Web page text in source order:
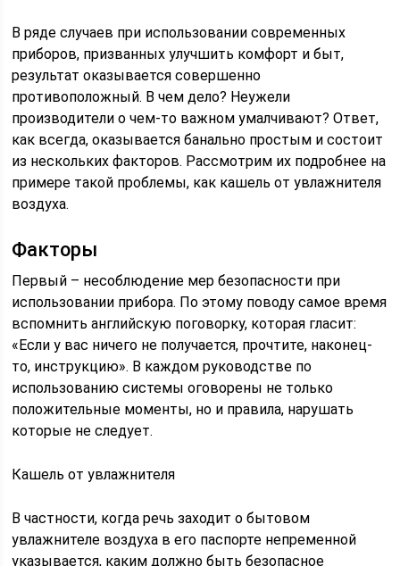
В ряде случаев при использовании современных
приборов, призванных улучшить комфорт и быт,
результат оказывается совершенно
противоположный. В чем дело? Неужели
производители о чем-то важном умалчивают? Ответ,
как всегда, оказывается банально простым и состоит
из нескольких факторов. Рассмотрим их подробнее на
примере такой проблемы, как кашель от увлажнителя
воздуха.
Факторы
Первый – несоблюдение мер безопасности при
использовании прибора. По этому поводу самое время
вспомнить английскую поговорку, которая гласит:
«Если у вас ничего не получается, прочтите, наконец-
то, инструкцию». В каждом руководстве по
использованию системы оговорены не только
положительные моменты, но и правила, нарушать
которые не следует.
Кашель от увлажнителя
В частности, когда речь заходит о бытовом
увлажнителе воздуха в его паспорте непременной
указывается, каким должно быть безопасное